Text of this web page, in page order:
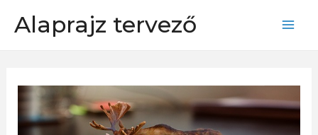
Alaprajz tervező